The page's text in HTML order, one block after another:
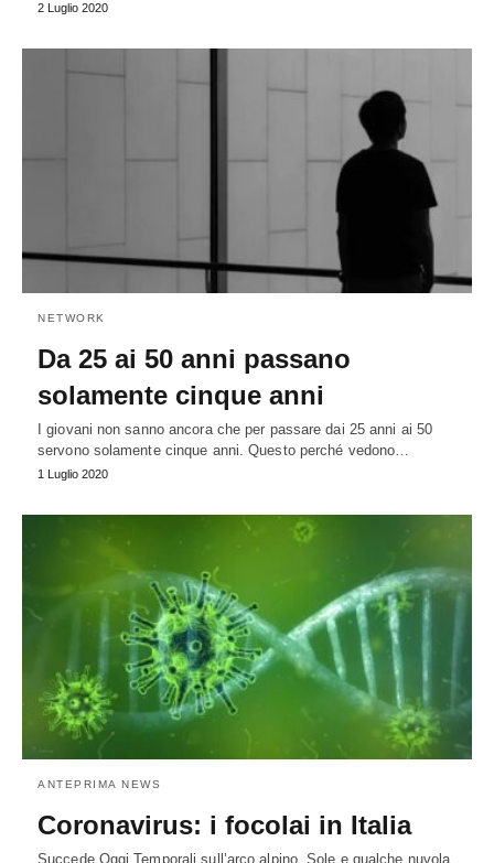
2 Luglio 2020
NETWORK
Da 25 ai 50 anni passano
solamente cinque anni
I giovani non sanno ancora che per passare dai 25 anni ai 50
servono solamente cinque anni. Questo perché vedono…
1 Luglio 2020
ANTEPRIMA NEWS
Coronavirus: i focolai in Italia
Succede Oggi Temporali sull’arco alpino. Sole e qualche nuvola